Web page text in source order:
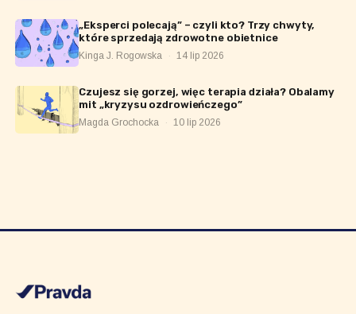
„Eksperci polecają” – czyli kto? Trzy chwyty,
które sprzedają zdrowotne obietnice
Kinga J. Rogowska · 14 lip 2026
Czujesz się gorzej, więc terapia działa? Obalamy
mit „kryzysu ozdrowieńczego”
Magda Grochocka · 10 lip 2026